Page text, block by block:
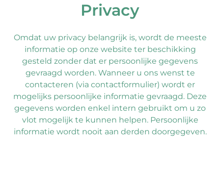
CONTACT
Privacy
Omdat uw privacy belangrijk is, wordt de meeste
informatie op onze website ter beschikking
gesteld zonder dat er persoonlijke gegevens
gevraagd worden. Wanneer u ons wenst te
contacteren (via contactformulier) wordt er
mogelijks persoonlijke informatie gevraagd. Deze
gegevens worden enkel intern gebruikt om u zo
vlot mogelijk te kunnen helpen. Persoonlijke
informatie wordt nooit aan derden doorgegeven.